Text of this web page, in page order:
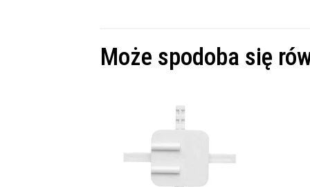
Może spodoba się